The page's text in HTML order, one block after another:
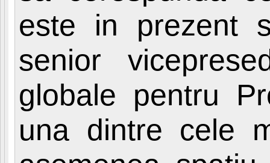
este in prezent
senior
globale pentru
una dintre cele